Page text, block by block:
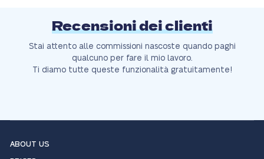
Recensioni dei clienti
Stai attento alle commissioni nascoste quando paghi
qualcuno per fare il mio lavoro.
Ti diamo tutte queste funzionalità gratuitamente!
ABOUT US